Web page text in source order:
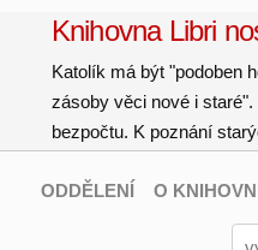
Knihovna Libri
Katolík má být "podoben
zásoby věci nové i
bezpočtu. K poznání
ODDĚLENÍ O